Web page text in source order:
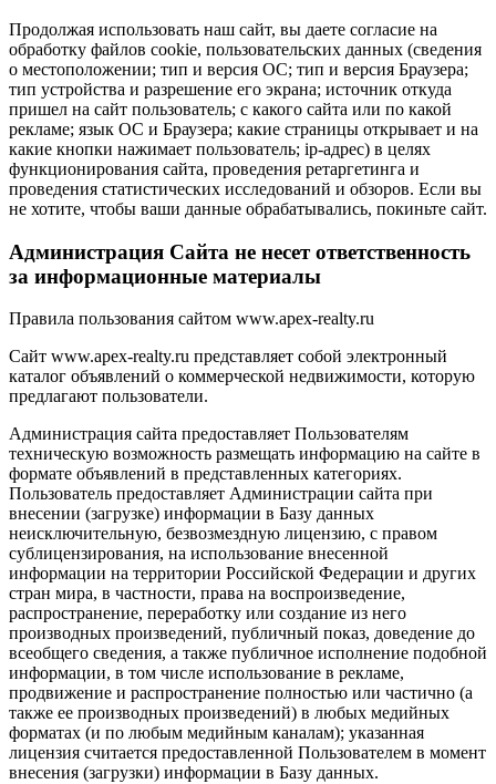
Продолжая использовать наш сайт, вы даете согласие на
обработку файлов cookie, пользовательских данных (сведения
о местоположении; тип и версия ОС; тип и версия Браузера;
тип устройства и разрешение его экрана; источник откуда
пришел на сайт пользователь; с какого сайта или по какой
рекламе; язык ОС и Браузера; какие страницы открывает и на
какие кнопки нажимает пользователь; ip-адрес) в целях
функционирования сайта, проведения ретаргетинга и
проведения статистических исследований и обзоров. Если вы
не хотите, чтобы ваши данные обрабатывались, покиньте сайт.
Администрация Сайта не несет ответственность
за информационные материалы
Правила пользования сайтом www.apex-realty.ru
Сайт www.apex-realty.ru представляет собой электронный
каталог объявлений о коммерческой недвижимости, которую
предлагают пользователи.
Администрация сайта предоставляет Пользователям
техническую возможность размещать информацию на сайте в
формате объявлений в представленных категориях.
Пользователь предоставляет Администрации сайта при
внесении (загрузке) информации в Базу данных
неисключительную, безвозмездную лицензию, с правом
сублицензирования, на использование внесенной
информации на территории Российской Федерации и других
стран мира, в частности, права на воспроизведение,
распространение, переработку или создание из него
производных произведений, публичный показ, доведение до
всеобщего сведения, а также публичное исполнение подобной
информации, в том числе использование в рекламе,
продвижение и распространение полностью или частично (а
также ее производных произведений) в любых медийных
форматах (и по любым медийным каналам); указанная
лицензия считается предоставленной Пользователем в момент
внесения (загрузки) информации в Базу данных.